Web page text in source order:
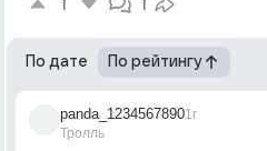
1 1
По дате По рейтингу
panda_1234567890
Тролль
1г